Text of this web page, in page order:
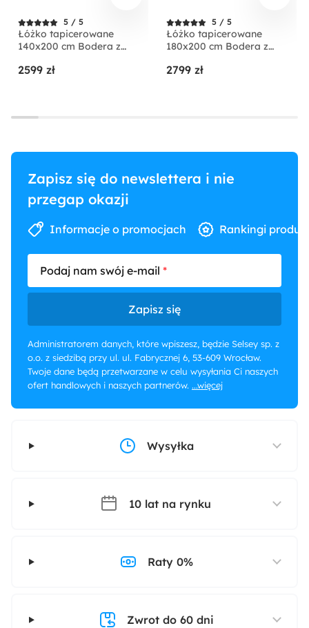
5 / 5
Łóżko tapicerowane
140x200 cm Bodera z
tkaninie hydrofobowej
2599 zł
5 / 5
Łóżko tapicerowane
180x200 cm Bodera z
tkaninie hydrofobowej
2799 zł
Zapisz się do newslettera i nie
przegap okazji
Informacje o promocjach Rankingi
Podaj nam swój e-mail
Zapisz się
Administratorem danych, które wpiszesz, będzie Selsey sp. z
o.o. z siedzibą przy ul. ul. Fabrycznej 6, 53-609 Wrocław.
Twoje dane będą przetwarzane w celu wysyłania Ci naszych
ofert handlowych i naszych partnerów. ...więcej
Wysyłka
10 lat na rynku
Raty 0%
Zwrot do 60 dni